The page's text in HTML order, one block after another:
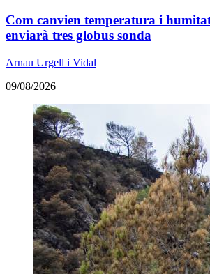
Com canvien temperatura i
enviarà tres globus sonda
Arnau Urgell i Vidal
09/08/2026